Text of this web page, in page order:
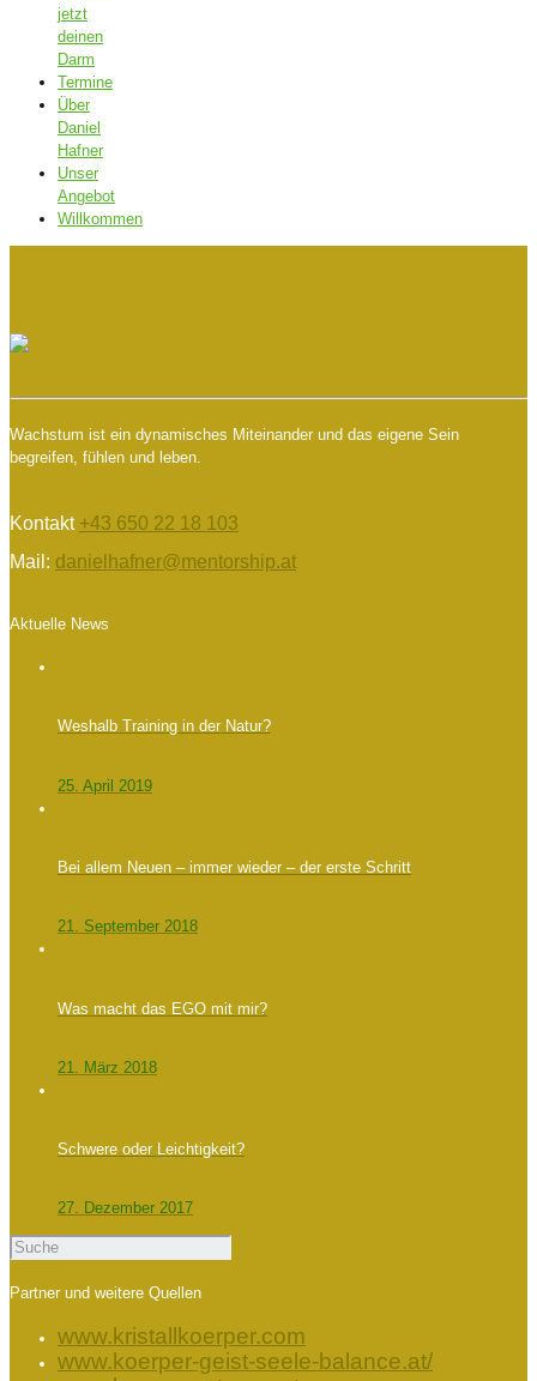
jetzt
deinen
Darm
Termine
Über
Daniel
Hafner
Unser
Angebot
Willkommen
Wachstum ist ein dynamisches Miteinander und das eigene Sein
begreifen, fühlen und leben.
Kontakt +43 650 22 18 103
Mail: danielhafner@mentorship.at
Aktuelle News
Weshalb Training in der Natur?
25. April 2019
Bei allem Neuen – immer wieder – der erste Schritt
21. September 2018
Was macht das EGO mit mir?
21. März 2018
Schwere oder Leichtigkeit?
27. Dezember 2017
Partner und weitere Quellen
www.kristallkoerper.com
www.koerper-geist-seele-balance.at/